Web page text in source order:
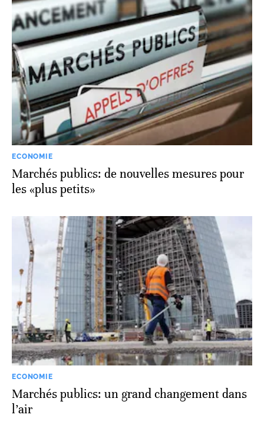
ECONOMIE
Marchés publics: de nouvelles mesures pour
les «plus petits»
ECONOMIE
Marchés publics: un grand changement dans
l’air